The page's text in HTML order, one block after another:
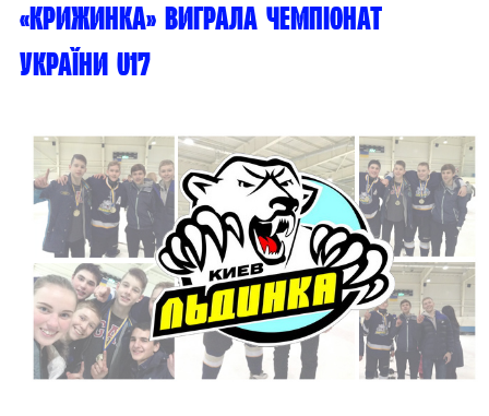
«Крижинка» виграла чемпіонат
України U17